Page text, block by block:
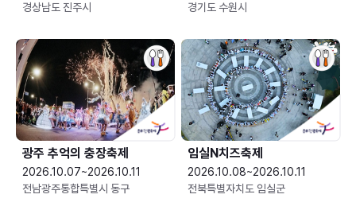
경상남도 진주시
경기도 수원시
광주 추억의 충장축제
2026.10.07~2026.10.11
전남광주통합특별시 동구
임실N치즈축제
2026.10.08~2026.10.11
전북특별자치도 임실군